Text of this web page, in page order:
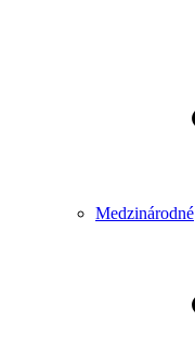
Medzinárodné